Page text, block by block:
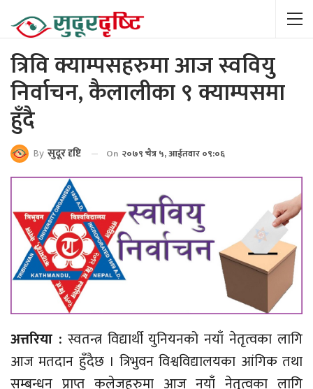
त्रिवि क्याम्पसहरुमा आज स्ववियु
निर्वाचन, कैलालीका ९ क्याम्पसमा
हुँदै
By सुदूर दृष्टि On २०७९ चैत्र ५, आईतवार ०९:०६
अत्तरिया : स्वतन्त्र विद्यार्थी युनियनको नयाँ नेतृत्वका लागि
आज मतदान हुँदैछ । त्रिभुवन विश्वविद्यालयका आंगिक तथा
सम्बन्धन प्राप्त कलेजहरुमा आज नयाँ नेतृत्वका लागि